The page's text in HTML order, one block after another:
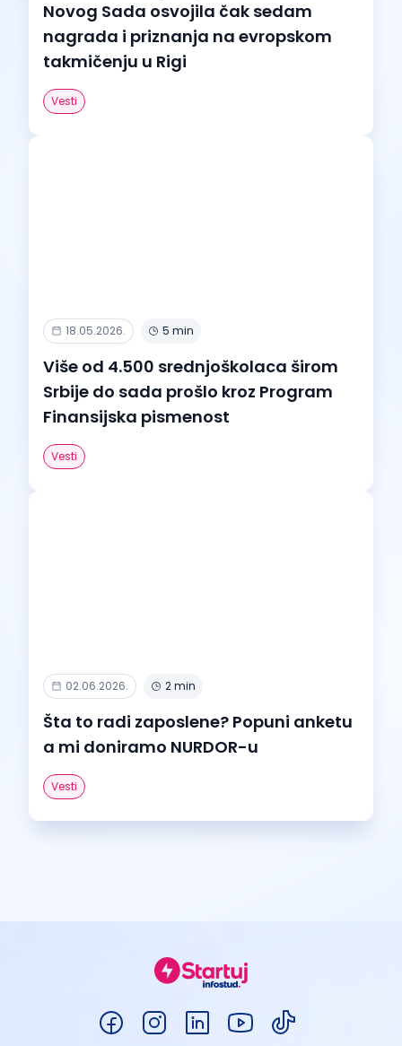
Novog Sada osvojila čak sedam
nagrada i priznanja na evropskom
takmičenju u Rigi
Vesti
18.05.2026. 5 min
Više od 4.500 srednjoškolaca širom
Srbije do sada prošlo kroz Program
Finansijska pismenost
Vesti
02.06.2026. 2 min
Šta to radi zaposlene? Popuni anketu
a mi doniramo NURDOR-u
Vesti